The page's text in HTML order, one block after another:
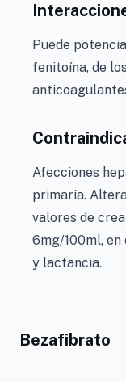
Puede
fenitoína, de
Afecciones
primaria.
valores de
6mg/100ml,
y lactancia.
Bezafibrato